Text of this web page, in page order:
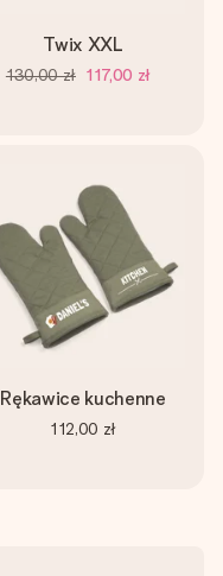
Twix XXL
130,00 zł 117,00 zł
Rękawice kuchenne
112,00 zł